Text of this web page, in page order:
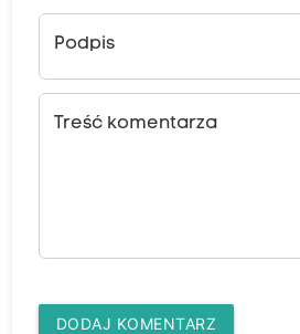
Podpis
Treść komentarza
DODAJ KOMENTARZ